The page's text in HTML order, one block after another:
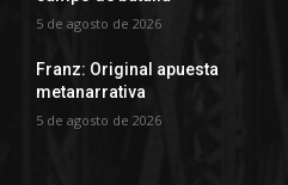
5 de agosto de 2026
Franz: Original apuesta
metanarrativa
5 de agosto de 2026